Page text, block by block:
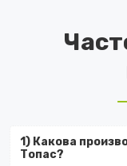
1) Какова
Топас?